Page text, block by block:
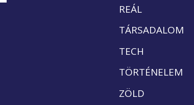
REÁL
TÁRSADALOM
TECH
TÖRTÉNELEM
ZÖLD